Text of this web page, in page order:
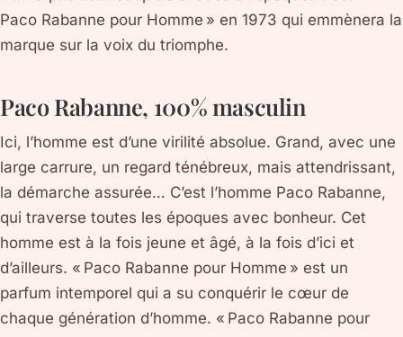
Paco Rabanne pour Homme » en 1973 qui emmènera la
marque sur la voix du triomphe.
Paco Rabanne, 100% masculin
Ici, l’homme est d’une virilité absolue. Grand, avec une
large carrure, un regard ténébreux, mais attendrissant,
la démarche assurée… C’est l’homme Paco Rabanne,
qui traverse toutes les époques avec bonheur. Cet
homme est à la fois jeune et âgé, à la fois d’ici et
d’ailleurs. « Paco Rabanne pour Homme » est un
parfum intemporel qui a su conquérir le cœur de
chaque génération d’homme. « Paco Rabanne pour